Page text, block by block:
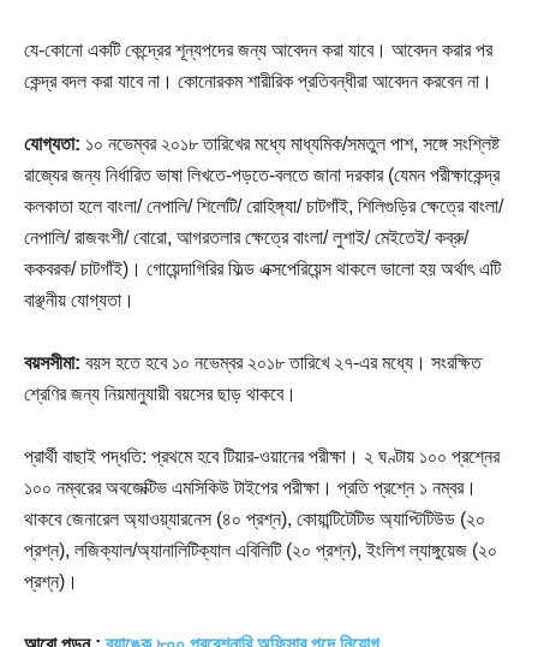
যে-কোনো একটি কেন্দ্রের শূন্যপদের জন্য আবেদন করা যাবে। আবেদন করার পর
কেন্দ্র বদল করা যাবে না। কোনোরকম শারীরিক প্রতিবন্ধীরা আবেদন করবেন না।
যোগ্যতা: ১০ নভেম্বর ২০১৮ তারিখের মধ্যে মাধ্যমিক/সমতুল পাশ, সঙ্গে সংশ্লিষ্ট
রাজ্যের জন্য নির্ধারিত ভাষা লিখতে-পড়তে-বলতে জানা দরকার (যেমন পরীক্ষাকেন্দ্র
কলকাতা হলে বাংলা/ নেপালি/ শিলেটি/ রোহিঙ্গ্যা/ চাটগাঁই, শিলিগুড়ির ক্ষেত্রে বাংলা/
নেপালি/ রাজবংশী/ বোরো, আগরতলার ক্ষেত্রে বাংলা/ লুশাই/ মেইতেই/ কব্রু/
ককবরক/ চাটগাঁই)। গোয়েন্দাগিরির ফিল্ড এক্সপেরিয়েন্স থাকলে ভালো হয় অর্থাৎ এটি
বাঞ্ছনীয় যোগ্যতা।
বয়সসীমা: বয়স হতে হবে ১০ নভেম্বর ২০১৮ তারিখে ২৭-এর মধ্যে। সংরক্ষিত
শ্রেণির জন্য নিয়মানুযায়ী বয়সের ছাড় থাকবে।
প্রার্থী বাছাই পদ্ধতি: প্রথমে হবে টিয়ার-ওয়ানের পরীক্ষা। ২ ঘণ্টায় ১০০ প্রশ্নের
১০০ নম্বরের অবজেক্টিভ এমসিকিউ টাইপের পরীক্ষা। প্রতি প্রশ্নে ১ নম্বর।
থাকবে জেনারেল অ্যাওয়্যারনেস (৪০ প্রশ্ন), কোয়ান্টিটেটিভ অ্যাপ্টিটিউড (২০
প্রশ্ন), লজিক্যাল/অ্যানালিটিক্যাল এবিলিটি (২০ প্রশ্ন), ইংলিশ ল্যাঙ্গুয়েজ (২০
প্রশ্ন)।